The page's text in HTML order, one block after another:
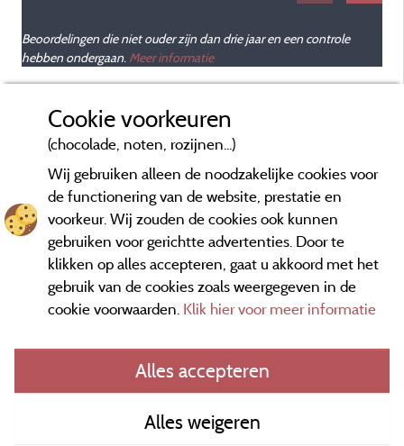
Beoordelingen die niet ouder zijn dan drie jaar en een controle
hebben ondergaan. Meer informatie
General terms of use
Contact gegevens
Cookie voorkeuren
(chocolade, noten, rozijnen...)
Wij gebruiken alleen de noodzakelijke cookies voor
de functionering van de website, prestatie en
voorkeur. Wij zouden de cookies ook kunnen
gebruiken voor gerichtte advertenties. Door te
klikken op alles accepteren, gaat u akkoord met het
gebruik van de cookies zoals weergegeven in de
cookie voorwaarden. Klik hier voor meer informatie
Alles accepteren
Alles weigeren